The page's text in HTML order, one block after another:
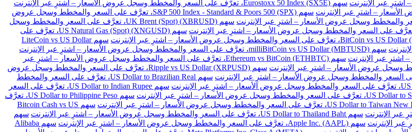
سهم Eurostoxx 50 Index (SX5E)، تعرَّف على السعر والمخطط وسجل عروض الأسعار – اشترِ عبر الإنترنت
سهم S&P 500 Index - Standard & Poors 500 (SPX)، تعرَّف على السعر والمخطط وسجل عروض
سهم UK Brent (Spot) (XBRUSD)، تعرَّف على السعر والمخطط وسجل
سهم US Natural Gas (Spot) (XNGUSD)، تعرَّف على
سهم LiteCoin vs US Dollar
سهم milliBitCoin vs US Dollar (MBTUSD)، تعرَّف على السعر والمخطط وسجل عروض الأسعار – اشترِ عبر الإنترنت
سهم Ethereum vs BitCoin (ETHBTC)، تعرَّف على السعر والمخطط وسجل عروض الأسعار – اشترِ عبر
سهم Ripple vs US Dollar (XRPUSD)، تعرَّف على السعر والمخطط وسجل عروض
سهم US Dollar to Brazilian Real، تعرَّف على السعر والمخطط
سهم US Dollar to Indian Rupee، تعرَّف على السعر
سهم US Dollar to Philippine Peso، تعرَّف
سهم Bitcoin Cash vs US
سهم US Dollar to Thailand Baht، تعرَّف على السعر والمخطط وسجل عروض الأسعار – اشترِ عبر الإنترنت
سهم
سهم Apple Inc. (AAPL)، تعرَّف على السعر والمخطط وسجل عروض الأسعار – اشترِ عبر الإنترنت
سهم Alibaba